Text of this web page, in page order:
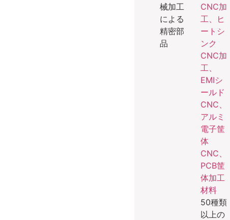
械加工
による
精密部
品
材料
50種類
以上の